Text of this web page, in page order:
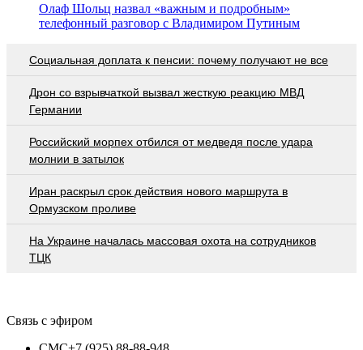
Олаф Шольц назвал «важным и подробным»
телефонный разговор с Владимиром Путиным
Социальная доплата к пенсии: почему получают не все
Дрон со взрывчаткой вызвал жесткую реакцию МВД
Германии
Российский морпех отбился от медведя после удара
молнии в затылок
Иран раскрыл срок действия нового маршрута в
Ормузском проливе
На Украине началась массовая охота на сотрудников
ТЦК
Связь с эфиром